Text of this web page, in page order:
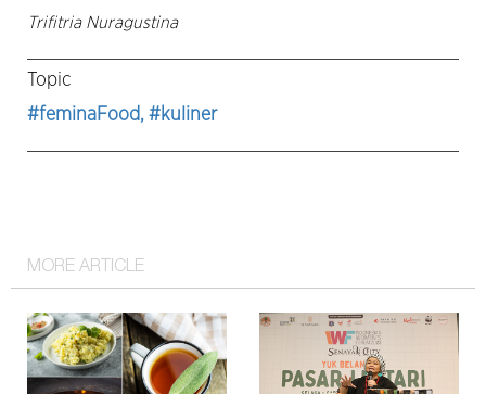
Trifitria Nuragustina
Topic
#feminaFood, #kuliner
MORE ARTICLE